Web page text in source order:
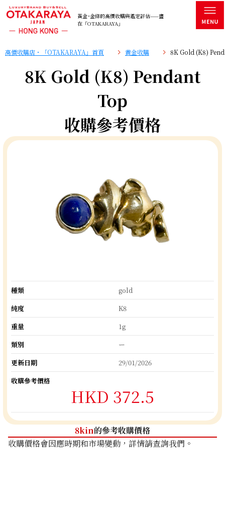
黃金･金條的高價收購與鑑定評估——盡
在「OTAKARAYA」
高價收購店・「OTAKARAYA」首頁 黄金收購 8K Gold (K8)
8K Gold (K8) Pendant
Top
收購參考價格
種類
gold
純度
K8
重量
1g
類別
ー
更新日期
29/01/2026
收購參考價格
HKD 372.5
8kin的參考收購價格
收購價格會因應時期和市場變動，詳情請查詢我們。